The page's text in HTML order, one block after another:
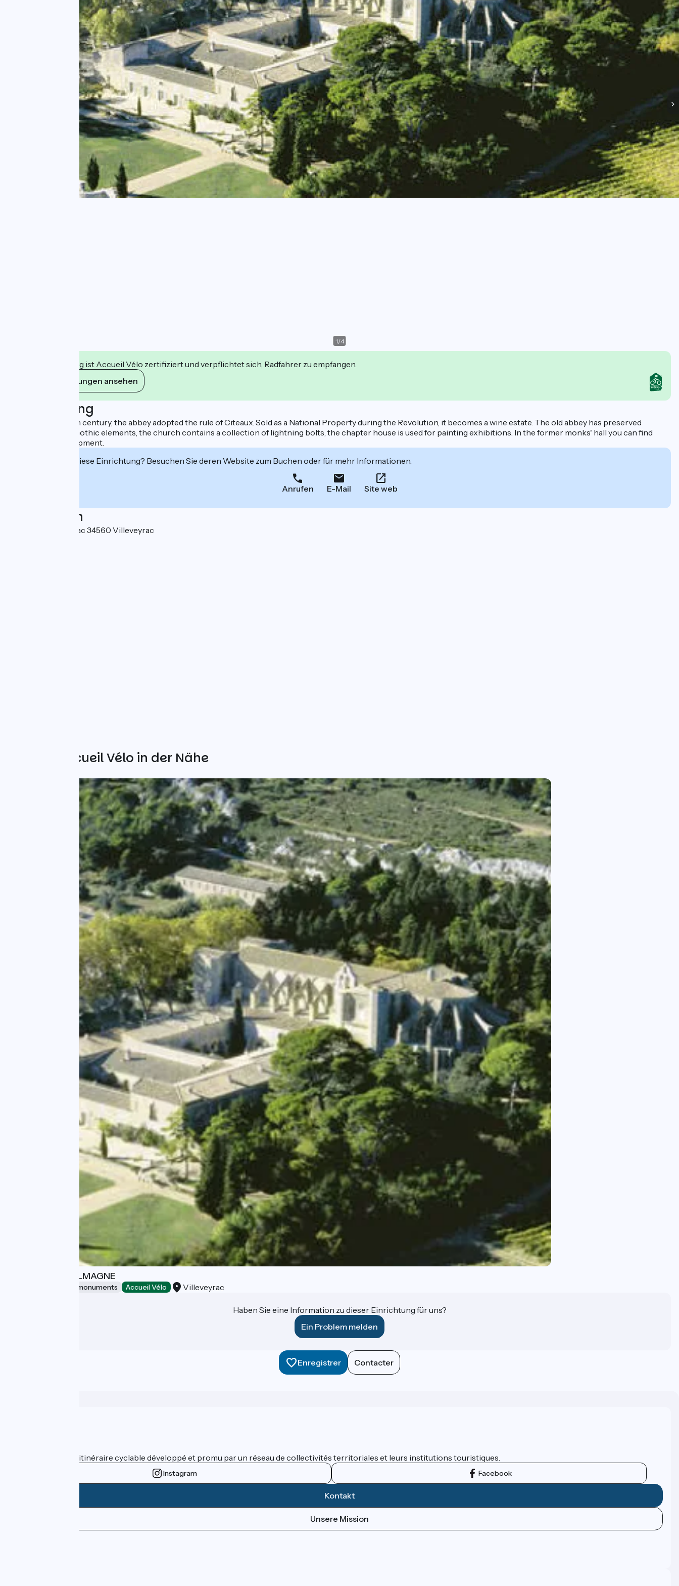
1/4
Diese Einrichtung ist Accueil Vélo zertifiziert und verpflichtet sich, Radfahrer zu empfangen.
Ihre Verpflichtungen ansehen
Beschreibung
Founded in the 12th century, the abbey adopted the rule of Citeaux. Sold as a National Property during the Revolution, it becomes a wine estate. The old abbey has preserved
Romanesque and Gothic elements, the church contains a collection of lightning bolts, the chapter house is used for painting exhibitions. In the former monks' hall you can find
wine-growing equipment.
Interessiert Sie diese Einrichtung? Besuchen Sie deren Website zum Buchen oder für mehr Informationen.
Anrufen E-Mail Site web
Localisation
Route de Montagnac 34560 Villeveyrac
Weitere Accueil Vélo in der Nähe
L'ABBAYE DE VALMAGNE
Sites and historical monuments Accueil Vélo Villeveyrac
Haben Sie eine Information zu dieser Einrichtung für uns?
Ein Problem melden
Enregistrer Contacter
ViaRhôna est un itinéraire cyclable développé et promu par un réseau de collectivités territoriales et leurs institutions touristiques.
Instagram Facebook
Kontakt
Unsere Mission